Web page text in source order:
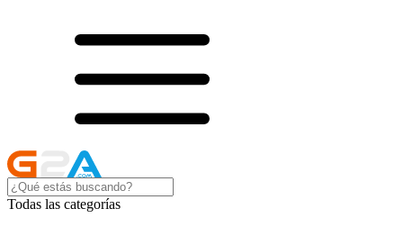
Todas las categorías